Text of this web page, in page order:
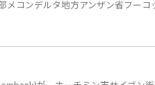
メコンデルタ地方アンザン省フーコ